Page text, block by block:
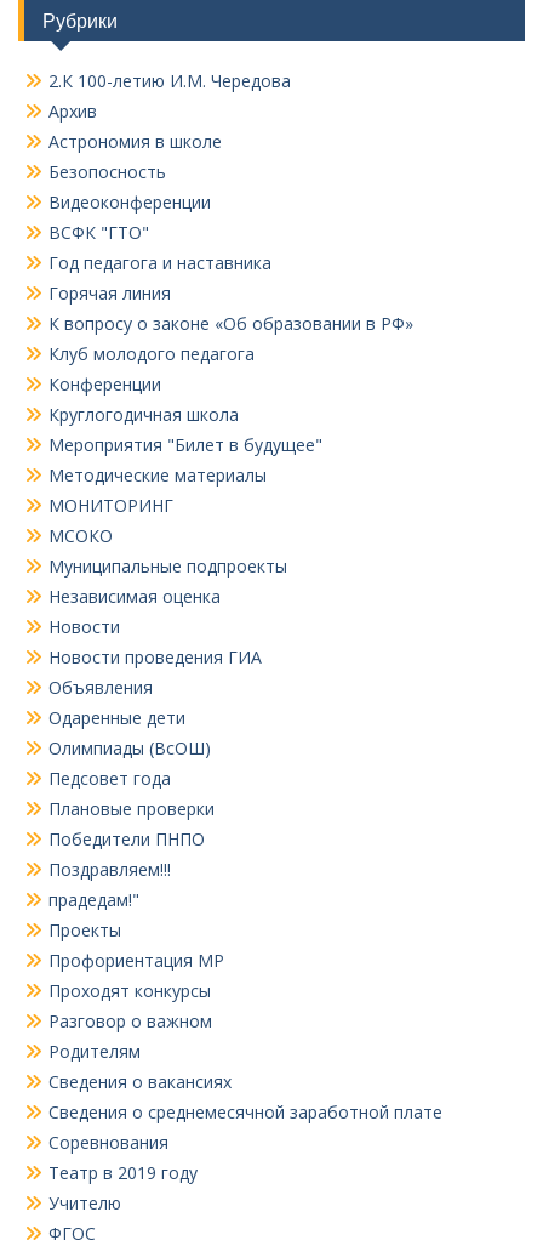
Рубрики
2.К 100-летию И.М. Чередова
Архив
Астрономия в школе
Безопосность
Видеоконференции
ВСФК "ГТО"
Год педагога и наставника
Горячая линия
К вопросу о законе «Об образовании в РФ»
Клуб молодого педагога
Конференции
Круглогодичная школа
Мероприятия "Билет в будущее"
Методические материалы
МОНИТОРИНГ
МСОКО
Муниципальные подпроекты
Независимая оценка
Новости
Новости проведения ГИА
Объявления
Одаренные дети
Олимпиады (ВсОШ)
Педсовет года
Плановые проверки
Победители ПНПО
Поздравляем!!!
прадедам!"
Проекты
Профориентация МР
Проходят конкурсы
Разговор о важном
Родителям
Сведения о вакансиях
Сведения о среднемесячной заработной плате
Соревнования
Театр в 2019 году
Учителю
ФГОС